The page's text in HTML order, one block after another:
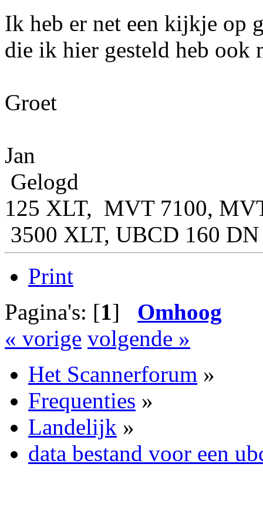
Ik heb er net een kijkje op
die ik hier gesteld heb ook
Groet
Jan
Gelogd
125 XLT, MVT 7100,
3500 XLT, UBCD 160 DN
Print
Pagina's: [1] Omhoog
« vorige volgende »
Het Scannerforum »
Frequenties »
Landelijk »
data bestand voor een